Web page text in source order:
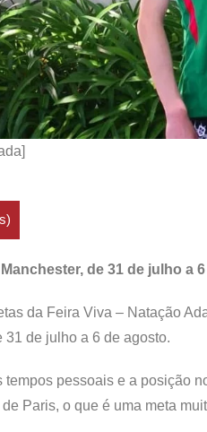
de 31 de julho a
da Feira Viva – Natação
de julho a 6 de agosto.
tempos pessoais e a posição
Paris, o que é uma meta